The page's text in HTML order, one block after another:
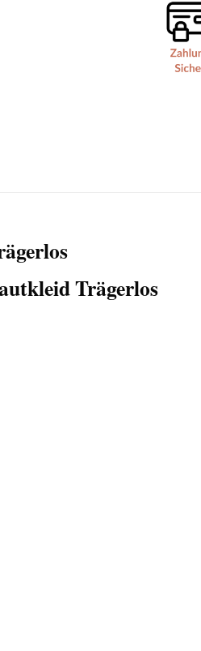
Trägerlos